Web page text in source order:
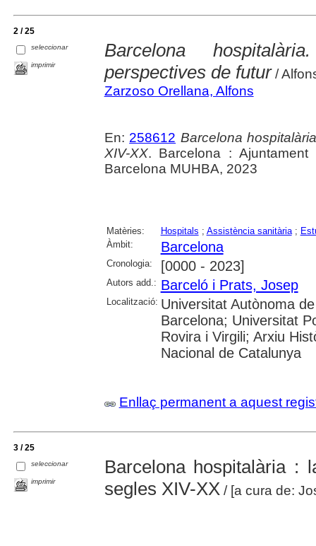
2 / 25
seleccionar
imprimir
Barcelona
perspectives de futur/
Zarzoso Orellana, Alfons
En: 258612 Barcelona
XIV-XX. Barcelona :
Barcelona MUHBA, 2023
Matèries: Hospitals ; Assistència sanitària;
Àmbit:
Barcelona
Cronologia: [0000 - 2023]
Autors add.: Barceló i Prats, Josep
Localització: Universitat Autònoma
Barcelona; Universitat
Rovira i Virgili; Arxiu
Nacional de Catalunya
Enllaç permanent a aquest
3 / 25
seleccionar
imprimir
Barcelona hospitalària :
segles XIV-XX / [a cura de: